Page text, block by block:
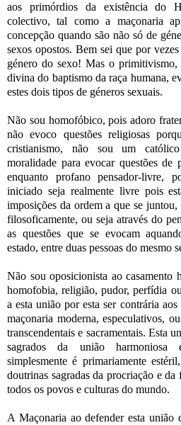
aos primórdios da existência do
colectivo, tal como a maçonaria
concepção quando são não só de
sexos opostos. Bem sei que por
género do sexo! Mas o primitivismo,
divina do baptismo da raça humana,
estes dois tipos de géneros sexuais.
Não sou homofóbico, pois adoro
não evoco questões religiosas
cristianismo, não sou um
moralidade para evocar questões de
enquanto profano pensador-livre,
iniciado seja realmente livre pois
imposições da ordem a que se
filosoficamente, ou seja através do
as questões que se evocam
estado, entre duas pessoas do mesmo
Não sou oposicionista ao casamento
homofobia, religião, pudor, perfídia
a esta união por esta ser contrária
maçonaria moderna, especulativos,
transcendentais e sacramentais. Esta
sagrados da união harmoniosa
simplesmente é primariamente
doutrinas sagradas da procriação e
todos os povos e culturas do mundo.
A Maçonaria ao defender esta união